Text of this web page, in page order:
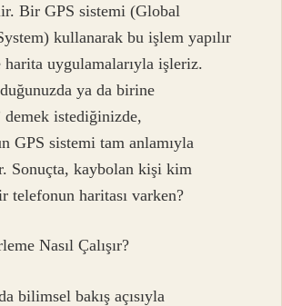
Bir GPS sistemi (Global
kullanarak bu işlem yapılır
uygulamalarıyla işleriz.
ya da birine
demek istediğinizde,
GPS sistemi tam anlamıyla
Sonuçta, kaybolan kişi kim
telefonun haritası varken?
Nasıl Çalışır?
bilimsel bakış açısıyla